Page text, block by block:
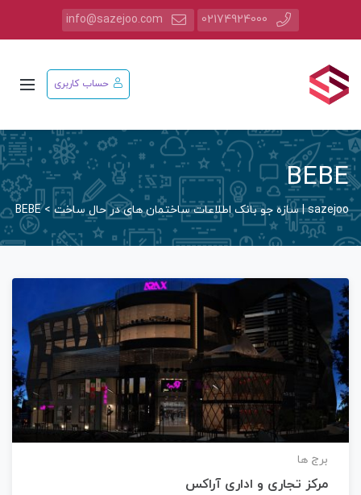
02174924000
info@sazejoo.com
حساب کاربری
BEBE
sazejoo | سازه جو بانک اطلاعات ساختمان های در حال ساخت >
BEBE
برج ها
مرکز تجاری و اداری آراکس